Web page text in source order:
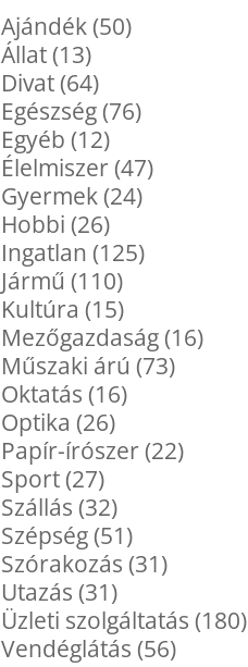
Ajándék (50)
Állat (13)
Divat (64)
Egészség (76)
Egyéb (12)
Élelmiszer (47)
Gyermek (24)
Hobbi (26)
Ingatlan (125)
Jármű (110)
Kultúra (15)
Mezőgazdaság (16)
Műszaki árú (73)
Oktatás (16)
Optika (26)
Papír-írószer (22)
Sport (27)
Szállás (32)
Szépség (51)
Szórakozás (31)
Utazás (31)
Üzleti szolgáltatás (180)
Vendéglátás (56)